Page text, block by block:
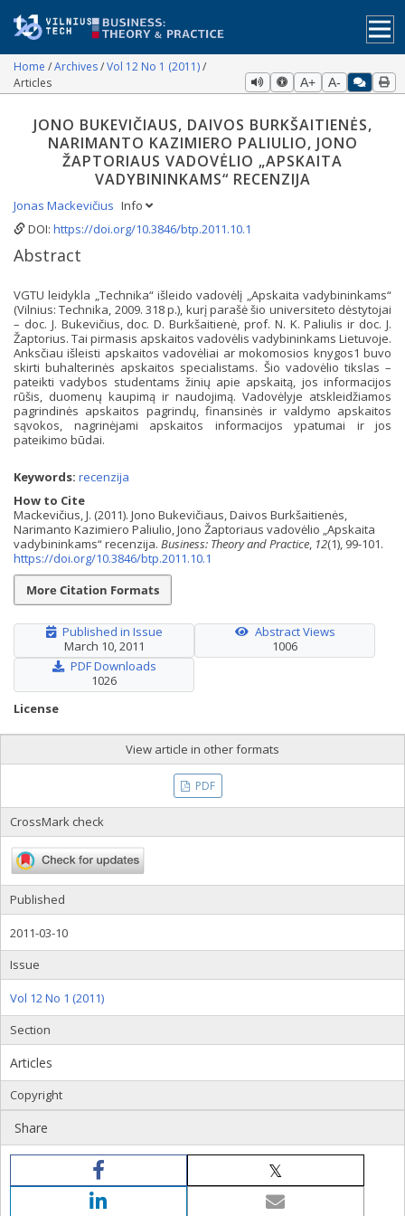
Home Archives Vol 12 No 1 (2011)
Articles
A+ A-
JONO BUKEVIČIAUS, DAIVOS BURKŠAITIENĖS,
NARIMANTO KAZIMIERO PALIULIO, JONO
ŽAPTORIAUS VADOVĖLIO „APSKAITA
VADYBININKAMS“ RECENZIJA
Jonas Mackevičius Info
DOI: https://doi.org/10.3846/btp.2011.10.1
Abstract
VGTU leidykla „Technika“ išleido vadovėlį „Apskaita vadybininkams“
(Vilnius: Technika, 2009. 318 p.), kurį parašė šio universiteto dėstytojai
– doc. J. Bukevičius, doc. D. Burkšaitienė, prof. N. K. Paliulis ir doc. J.
Žaptorius. Tai pirmasis apskaitos vadovėlis vadybininkams Lietuvoje.
Anksčiau išleisti apskaitos vadovėliai ar mokomosios knygos1 buvo
skirti buhalterinės apskaitos specialistams. Šio vadovėlio tikslas –
pateikti vadybos studentams žinių apie apskaitą, jos informacijos
rūšis, duomenų kaupimą ir naudojimą. Vadovėlyje atskleidžiamos
pagrindinės apskaitos pagrindų, finansinės ir valdymo apskaitos
sąvokos, nagrinėjami apskaitos informacijos ypatumai ir jos
pateikimo būdai.
Keywords: recenzija
How to Cite
Mackevičius, J. (2011). Jono Bukevičiaus, Daivos Burkšaitienės,
Narimanto Kazimiero Paliulio, Jono Žaptoriaus vadovėlio „Apskaita
vadybininkams“ recenzija. Business: Theory and Practice 12(1), 99-101.
https://doi.org/10.3846/btp.2011.10.1
More Citation Formats
Published in Issue
March 10, 2011
Abstract Views
1006
PDF Downloads
1026
License
View article in other formats
PDF
CrossMark check
Published
2011-03-10
Issue
Vol 12 No 1 (2011)
Section
Articles
Copyright
Share